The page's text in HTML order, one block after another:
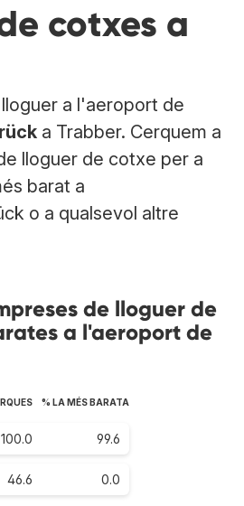
cotxes a
a l'aeroport de
a Trabber. Cerquem a
lloguer de cotxe per a
barat a
o a qualsevol altre
de lloguer de
a l'aeroport de
% LA MÉS BARATA
100.0 99.6
46.6 0.0